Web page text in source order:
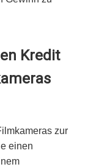
Kredit
zur
einen